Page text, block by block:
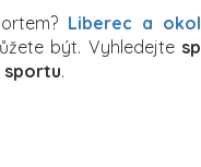
Liberec a
být. Vyhledejte
sportu.